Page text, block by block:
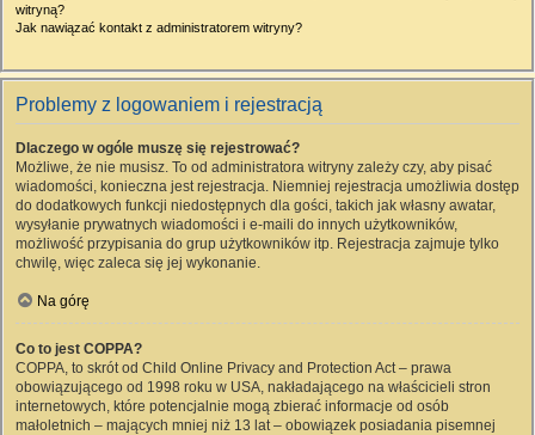
witryną?
Jak nawiązać kontakt z administratorem witryny?
Problemy z logowaniem i rejestracją
Dlaczego w ogóle muszę się rejestrować?
Możliwe, że nie musisz. To od administratora witryny zależy czy, aby pisać
wiadomości, konieczna jest rejestracja. Niemniej rejestracja umożliwia dostęp
do dodatkowych funkcji niedostępnych dla gości, takich jak własny awatar,
wysyłanie prywatnych wiadomości i e-maili do innych użytkowników,
możliwość przypisania do grup użytkowników itp. Rejestracja zajmuje tylko
chwilę, więc zaleca się jej wykonanie.
Na górę
Co to jest COPPA?
COPPA, to skrót od Child Online Privacy and Protection Act – prawa
obowiązującego od 1998 roku w USA, nakładającego na właścicieli stron
internetowych, które potencjalnie mogą zbierać informacje od osób
małoletnich – mających mniej niż 13 lat – obowiązek posiadania pisemnej